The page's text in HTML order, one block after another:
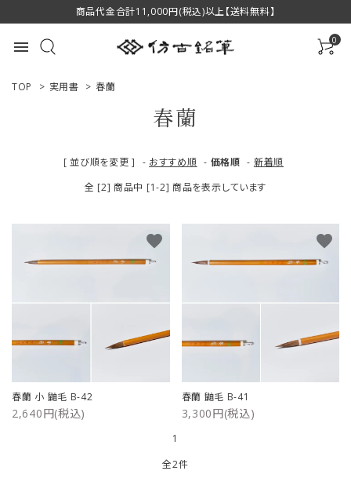
商品代金合計11,000円(税込)以上【送料無料】
menu 0
ACCOUNT MENU
プライバシーポリシー
TOP > 実用書 > 春蘭
春蘭
[ 並び順を変更 ] - おすすめ順 - 価格順 - 新着順
全 [2] 商品中 [1-2] 商品を表示しています
春蘭 小 鼬毛 B-42
2,640円(税込)
favorite
春蘭 鼬毛 B-41
3,300円(税込)
favorite
1
全2件